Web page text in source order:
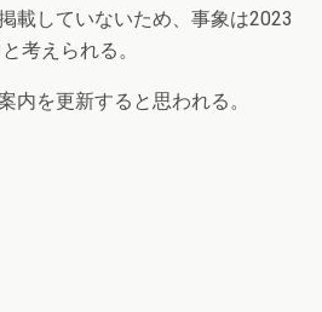
載していないため、事象は2023
考えられる。
内を更新すると思われる。